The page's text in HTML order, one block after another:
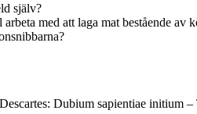
själv?
med att laga mat bestående av
Dubium sapientiae